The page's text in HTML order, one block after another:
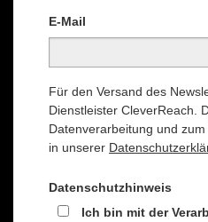
E-Mail
Für den Versand des
Dienstleister CleverReach.
Datenverarbeitung und
in unserer
Datenschutzhinweis
Ich bin mit der